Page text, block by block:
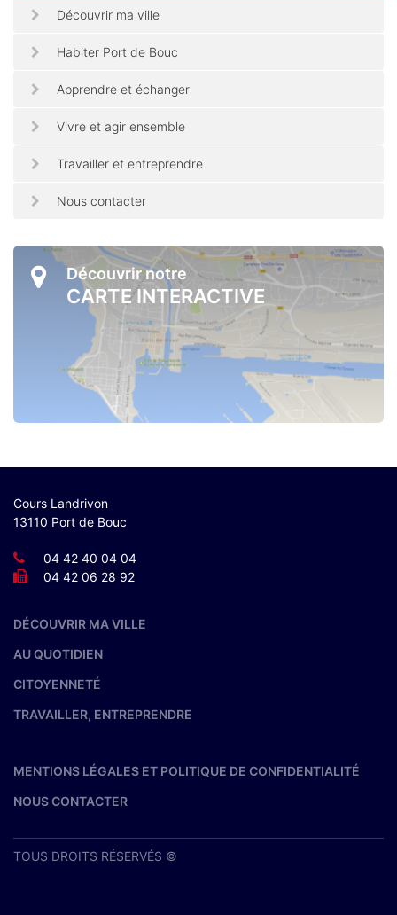
Découvrir ma ville
Habiter Port de Bouc
Apprendre et échanger
Vivre et agir ensemble
Travailler et entreprendre
Nous contacter
Découvrir notre
CARTE INTERACTIVE
Cours Landrivon
13110 Port de Bouc
04 42 40 04 04
04 42 06 28 92
DÉCOUVRIR MA VILLE
AU QUOTIDIEN
CITOYENNETÉ
TRAVAILLER, ENTREPRENDRE
MENTIONS LÉGALES ET POLITIQUE DE CONFIDENTIALITÉ
NOUS CONTACTER
TOUS DROITS RÉSERVÉS ©